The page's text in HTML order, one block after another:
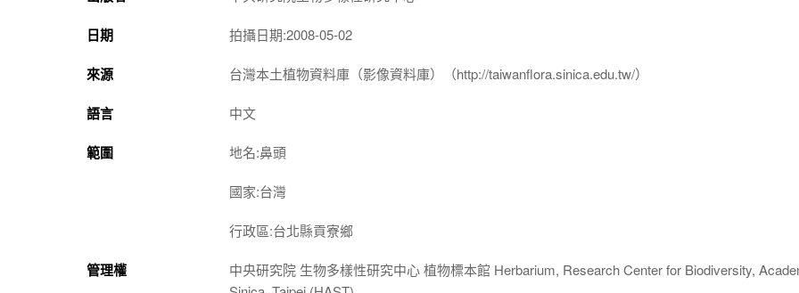
日期 拍攝日期:2008-05-02
來源 台灣本土植物資料庫（影像資料庫）（http://taiwanflora.sinica.edu.tw/）
語言 中文
範圍 地名:鼻頭
國家:台灣
行政區:台北縣貢寮鄉
管理權
中央研究院 生物多樣性研究中心 植物標本館 Herbarium, Research Center for Biodiversity,